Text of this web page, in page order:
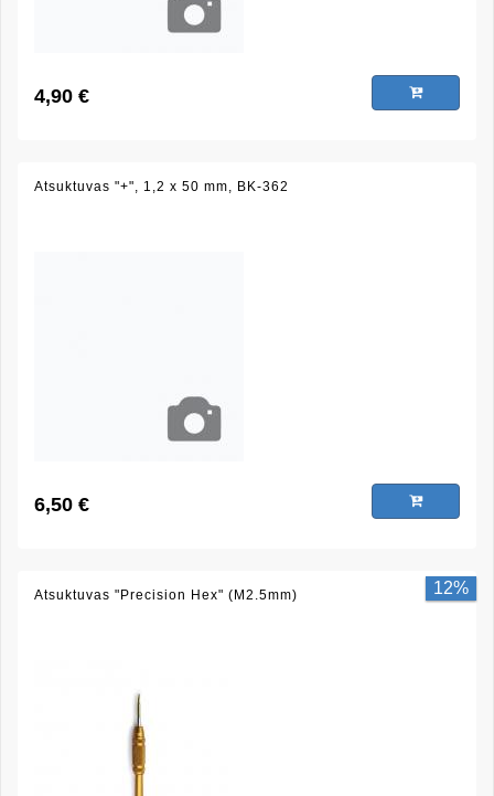
4,90 €
Atsuktuvas "+", 1,2 x 50 mm, BK-362
6,50 €
12%
Atsuktuvas "Precision Hex" (M2.5mm)